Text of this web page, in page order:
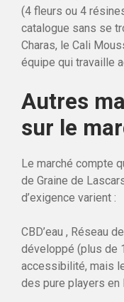
(4 fleurs ou 4
catalogue sans se
Charas, le Cali
équipe qui travaille
Autres
sur le
Le marché compte
de Graine de
d’exigence varient :
CBD’eau , Réseau
développé (plus de
accessibilité, mais
des pure players en